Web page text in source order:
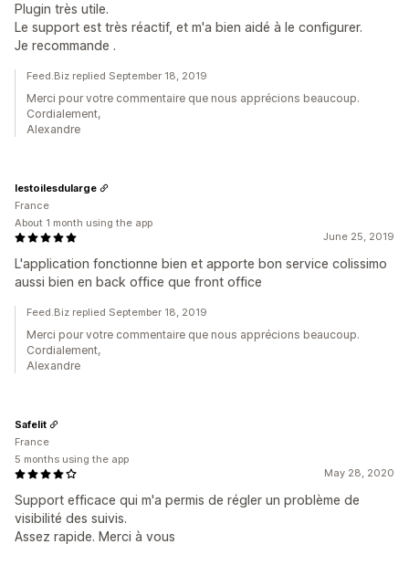
Plugin très utile.
Le support est très réactif, et m'a bien aidé à le configurer.
Je recommande .
Feed.Biz replied September 18, 2019
Merci pour votre commentaire que nous apprécions beaucoup.
Cordialement,
Alexandre
June 25, 2019
L'application fonctionne bien et apporte bon service colissimo
aussi bien en back office que front office
lestoilesdularge
France
About 1 month using the app
Feed.Biz replied September 18, 2019
Merci pour votre commentaire que nous apprécions beaucoup.
Cordialement,
Alexandre
May 28, 2020
Support efficace qui m'a permis de régler un problème de
visibilité des suivis.
Assez rapide. Merci à vous
Safelit
France
5 months using the app